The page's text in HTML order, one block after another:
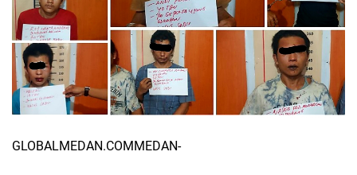
GLOBALMEDAN.COMMEDAN-